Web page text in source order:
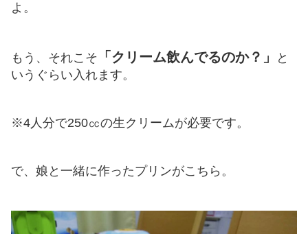
よ。
もう、それこそ 「クリーム飲んでるのか？」
と
いうぐらい入れます。
※4人分で250㏄の生クリームが必要です。
で、娘と一緒に作ったプリンがこちら。